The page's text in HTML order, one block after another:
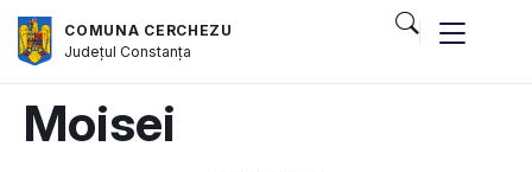
COMUNA CERCHEZU
JudețulConstanța
Moisei